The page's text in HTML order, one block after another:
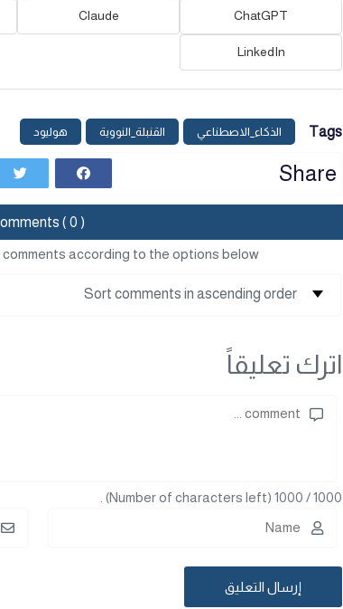
ChatGPT
Claude
LinkedIn
Tags الذكاء_الاصطناعي القنبلة_النووية هوليود
Share
( 0 )
according to the options below
اترك تعليقاً
1000
/
1000
(Number of characters left) .